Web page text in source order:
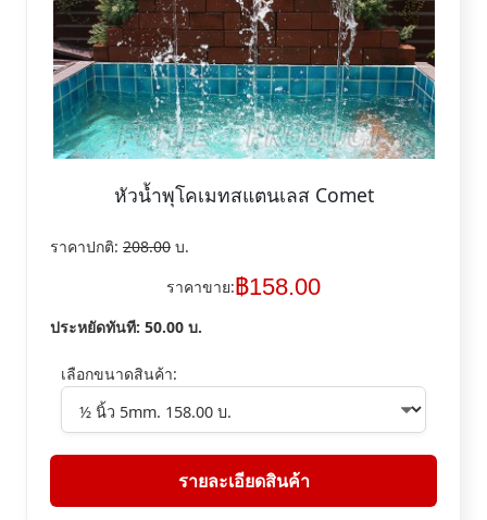
หัวน้ำพุโคเมทสแตนเลส Comet
ราคาปกติ: 208.00 บ.
ราคาขาย:฿158.00
ประหยัดทันที: 50.00 บ.
เลือกขนาดสินค้า:
รายละเอียดสินค้า